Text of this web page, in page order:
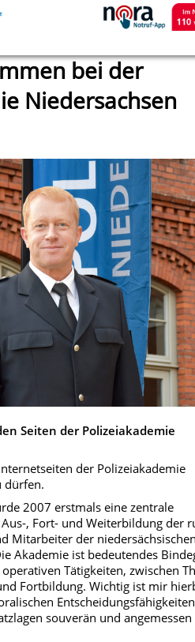
bei der
Niedersachsen
Seiten der Polizeiakademie
der Polizeiakademie
dürfen.
2007 erstmals eine zentrale
, Fort- und Weiterbildung der
Mitarbeiter der
Akademie ist bedeutendes
Tätigkeiten, zwischen
Fortbildung. Wichtig ist mir
souverän und angemessen